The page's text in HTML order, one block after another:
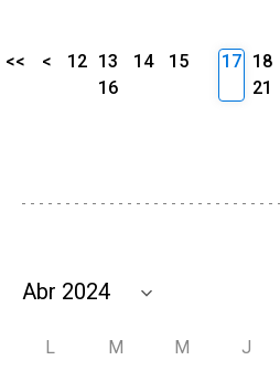
<< < 12 13 14
15
16
17 18
21
L M M J